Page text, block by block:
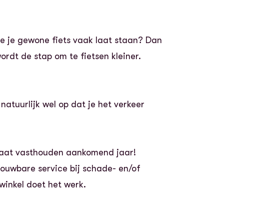
je gewone fiets vaak laat staan? Dan
de stap om te fietsen kleiner.
wel op dat je het verkeer
vasthouden aankomend jaar!
service bij schade- en/of
doet het werk.